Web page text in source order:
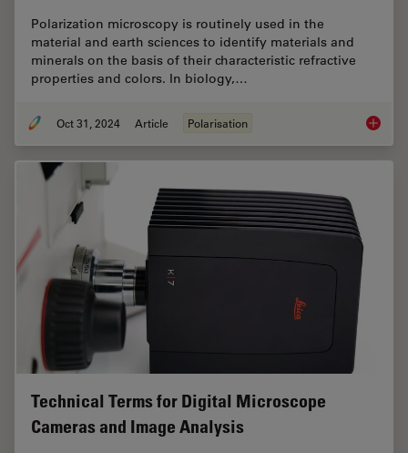
Polarization microscopy is routinely used in the
material and earth sciences to identify materials and
minerals on the basis of their characteristic refractive
properties and colors. In biology,…
Oct 31, 2024 Article Polarisation The
Technical Terms for Digital Microscope
Cameras and Image Analysis